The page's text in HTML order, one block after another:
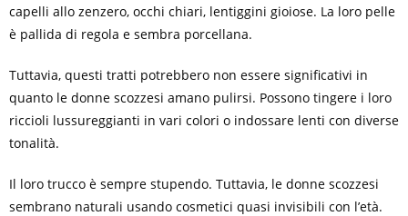
capelli allo zenzero, occhi chiari, lentiggini gioiose. La loro pelle
è pallida di regola e sembra porcellana.
Tuttavia, questi tratti potrebbero non essere significativi in
quanto le donne scozzesi amano pulirsi. Possono tingere i loro
riccioli lussureggianti in vari colori o indossare lenti con diverse
tonalità.
Il loro trucco è sempre stupendo. Tuttavia, le donne scozzesi
sembrano naturali usando cosmetici quasi invisibili con l’età.